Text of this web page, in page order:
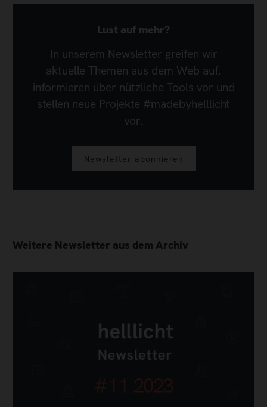
Lust auf mehr?
In unserem Newsletter greifen wir
aktuelle Themen aus dem Web auf,
informieren über nützliche Tools vor und
stellen neue Projekte #madebyhelllicht
vor.
Newsletter abonnieren
Weitere Newsletter aus dem Archiv